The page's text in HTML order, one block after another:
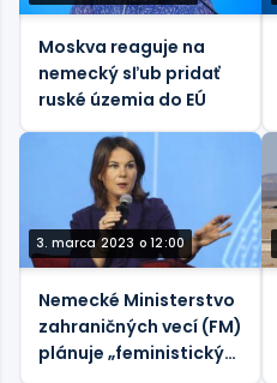
Moskva reaguje na
nemecký sľub pridať
ruské územia do EÚ
3. marca 2023 o 12:00
Nemecké Ministerstvo
zahraničných vecí (FM)
plánuje „feministický“